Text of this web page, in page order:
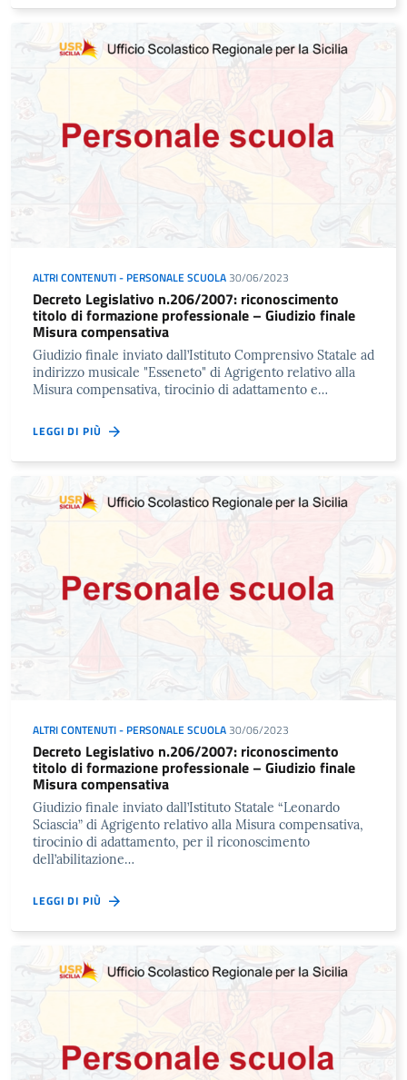
ALTRI CONTENUTI - PERSONALE SCUOLA 30/06/2023
Decreto Legislativo n.206/2007: riconoscimento
titolo di formazione professionale – Giudizio finale
Misura compensativa
Giudizio finale inviato dall’Istituto Comprensivo Statale ad
indirizzo musicale "Esseneto" di Agrigento relativo alla
Misura compensativa, tirocinio di adattamento e…
LEGGI DI PIÙ
ALTRI CONTENUTI - PERSONALE SCUOLA 30/06/2023
Decreto Legislativo n.206/2007: riconoscimento
titolo di formazione professionale – Giudizio finale
Misura compensativa
Giudizio finale inviato dall’Istituto Statale “Leonardo
Sciascia” di Agrigento relativo alla Misura compensativa,
tirocinio di adattamento, per il riconoscimento
dell’abilitazione…
LEGGI DI PIÙ